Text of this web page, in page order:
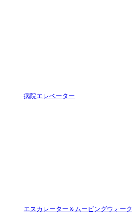
病院エレベーター
エスカレーター＆ムービングウォーク